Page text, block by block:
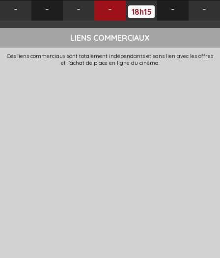
-
- - - 18h15 - -
LIENS COMMERCIAUX
Ces liens commerciaux sont totalement indépendants et sans lien avec les offres
et l'achat de place en ligne du cinéma.